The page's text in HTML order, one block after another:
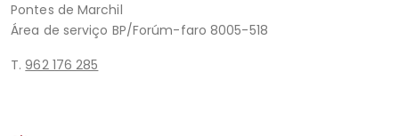
Pontes de Marchil
Área de serviço BP/Forúm-faro 8005-518
T.962 176 285